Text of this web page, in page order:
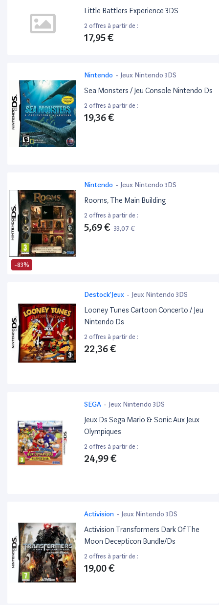
3DS
Little Battlers Experience 3DS
2 offres à partir de :
17,95 €
Nintendo - Jeux Nintendo 3DS
Sea Monsters / Jeu Console Nintendo Ds
2 offres à partir de :
19,36 €
-83%
Nintendo - Jeux Nintendo 3DS
Rooms, The Main Building
2 offres à partir de :
5,69 € 33,07 €
Destock'Jeux - Jeux Nintendo 3DS
Looney Tunes Cartoon Concerto / Jeu
Nintendo Ds
2 offres à partir de :
22,36 €
SEGA - Jeux Nintendo 3DS
Jeux Ds Sega Mario & Sonic Aux Jeux
Olympiques
2 offres à partir de :
24,99 €
Activision - Jeux Nintendo 3DS
Activision Transformers Dark Of The
Moon Decepticon Bundle/Ds
2 offres à partir de :
19,00 €